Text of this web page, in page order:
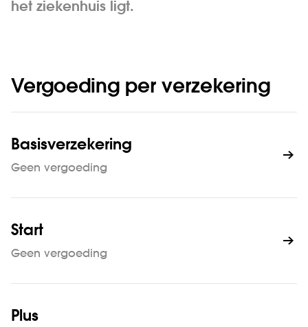
het ziekenhuis ligt.
Vergoeding per verzekering
Basisverzekering
Geen vergoeding
Start
Geen vergoeding
Plus